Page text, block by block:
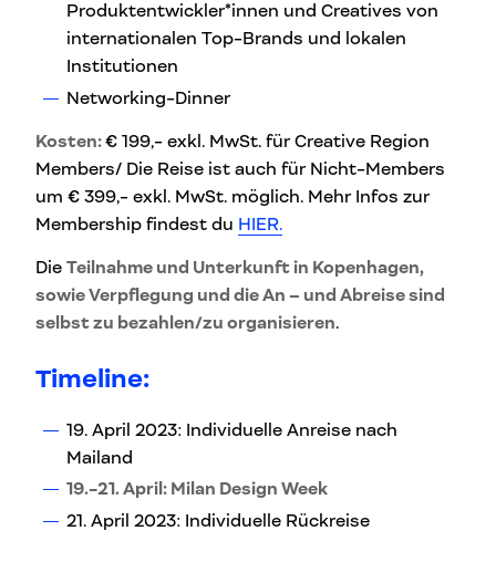
Produktentwickler*innen und Creatives von
internationalen Top-Brands und lokalen
Institutionen
Networking-Dinner
Kosten:€ 199,- exkl. MwSt. für Creative Region
Members/ Die Reise ist auch für Nicht-Members
um € 399,- exkl. MwSt. möglich. Mehr Infos zur
Membership findest du HIER.
Die Teilnahme und Unterkunft in Kopenhagen,
sowie Verpflegung und die An – und Abreise sind
selbst zu bezahlen/zu organisieren.
Timeline:
19. April 2023: Individuelle Anreise nach
Mailand
19.-21. April: Milan Design Week
21. April 2023: Individuelle Rückreise